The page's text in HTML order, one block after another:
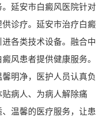
延安市白癜风医院针对
诊疗。延安市治疗白癜
各类技术设备。融合中
风患者提供健康服务。
明净，医护人员认真负
病人、为病人解除痛
温馨的医疗服务，让患